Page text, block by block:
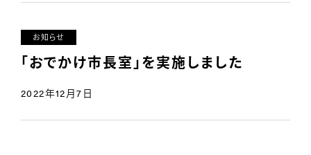
お知らせ
「おでかけ市長室」を実施しました
2022年12月7日